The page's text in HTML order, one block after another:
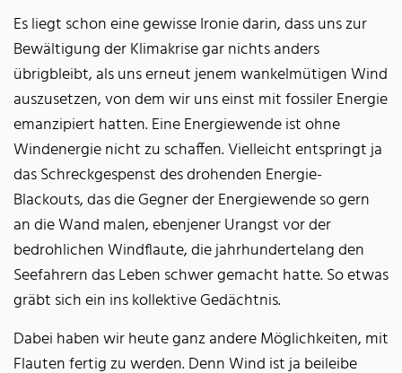
Es liegt schon eine gewisse Ironie darin, dass uns zur
Bewältigung der Klimakrise gar nichts anders
übrigbleibt, als uns erneut jenem wankelmütigen Wind
auszusetzen, von dem wir uns einst mit fossiler Energie
emanzipiert hatten. Eine Energiewende ist ohne
Windenergie nicht zu schaffen. Vielleicht entspringt ja
das Schreckgespenst des drohenden Energie-
Blackouts, das die Gegner der Energiewende so gern
an die Wand malen, ebenjener Urangst vor der
bedrohlichen Windflaute, die jahrhundertelang den
Seefahrern das Leben schwer gemacht hatte. So etwas
gräbt sich ein ins kollektive Gedächtnis.
Dabei haben wir heute ganz andere Möglichkeiten, mit
Flauten fertig zu werden. Denn Wind ist ja beileibe